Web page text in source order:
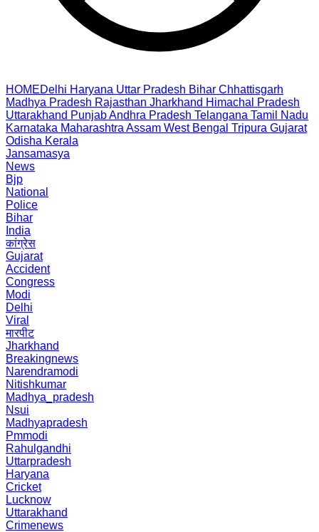
HOMEDelhi Haryana Uttar Pradesh Bihar Chhattisgarh
Madhya Pradesh Rajasthan Jharkhand Himachal Pradesh
Uttarakhand PunjabAndhra Pradesh Telangana Tamil Nadu
Karnataka Maharashtra Assam West Bengal Tripura Gujarat
Odisha Kerala
Jansamasya
News
Bjp
National
Police
Bihar
India
कांग्रेस
Gujarat
Accident
Congress
Modi
Delhi
Viral
मारपीट
Jharkhand
Breakingnews
Narendramodi
Nitishkumar
Madhya_pradesh
Nsui
Madhyapradesh
Pmmodi
Rahulgandhi
Uttarpradesh
Haryana
Cricket
Lucknow
Uttarakhand
Crimenews